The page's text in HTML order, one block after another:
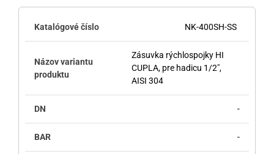
NK-400SH-SS
Zásuvka rýchlospojky HI
CUPLA, pre hadicu 1/2",
AISI 304
-
-